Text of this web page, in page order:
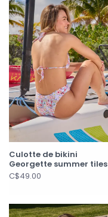
Culotte de bikini
Georgette summer tiles
C$49.00